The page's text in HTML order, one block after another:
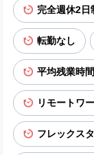
完全週休2日
転勤なし
平均残業時
リモートワ
フレックス